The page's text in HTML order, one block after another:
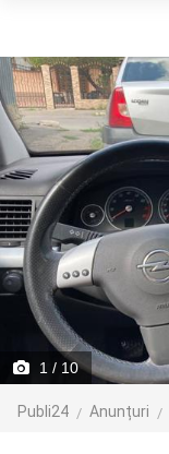
1 / 10
Publi24 Anunțuri